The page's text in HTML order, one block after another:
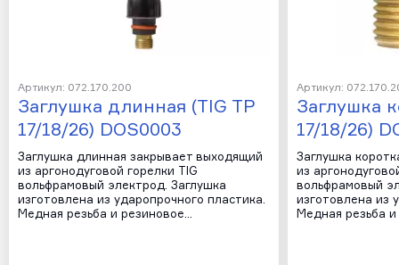
Артикул: 072.170.200
Заглушка длинная (TIG TP
17/18/26) DOS0003
Заглушка длинная закрывает выходящий
из аргонодуговой горелки TIG
вольфрамовый электрод. Заглушка
изготовлена из ударопрочного пластика.
Медная резьба и резиновое…
Артикул:
Заглушка
17/18/26)
Заглушка
из
вольфрамовый
изготовлена из
Медная резьба